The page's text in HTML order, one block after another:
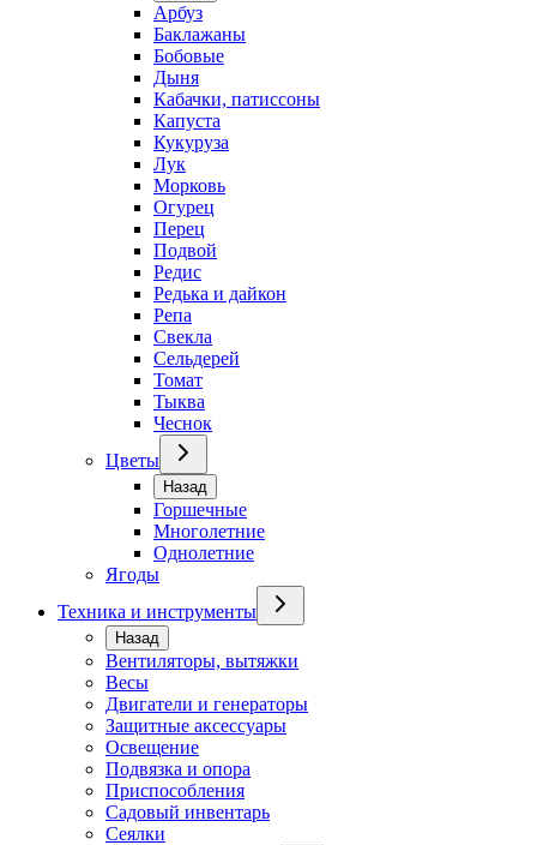
Арбуз
Баклажаны
Бобовые
Дыня
Кабачки, патиссоны
Капуста
Кукуруза
Лук
Морковь
Огурец
Перец
Подвой
Редис
Редька и дайкон
Репа
Свекла
Сельдерей
Томат
Тыква
Чеснок
Цветы
Назад
Горшечные
Многолетние
Однолетние
Ягоды
Техника и инструменты
Назад
Вентиляторы, вытяжки
Весы
Двигатели и генераторы
Защитные аксессуары
Освещение
Подвязка и опора
Приспособления
Садовый инвентарь
Сеялки